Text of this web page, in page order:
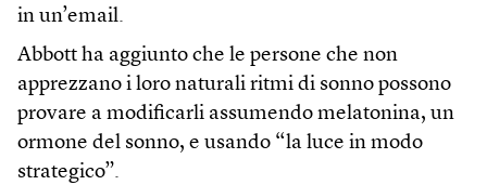
in un’email.
Abbott ha aggiunto che le persone che non
apprezzano i loro naturali ritmi di sonno possono
provare a modificarli assumendo melatonina, un
ormone del sonno, e usando “la luce in modo
strategico”.